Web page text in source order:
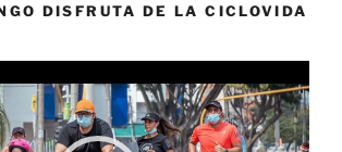
DISFRUTA DE LA CICLOVIDA